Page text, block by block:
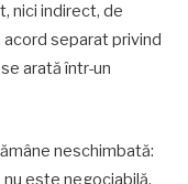
nici indirect, de
separat privind
arată într-un
neschimbată:
este negociabilă.